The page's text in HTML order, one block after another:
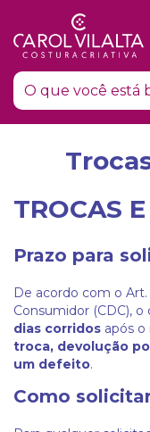
TROCAS
Prazo para
De acordo com o
Consumidor (CDC),
dias corridos após
troca, devolução
um defeito.
Como